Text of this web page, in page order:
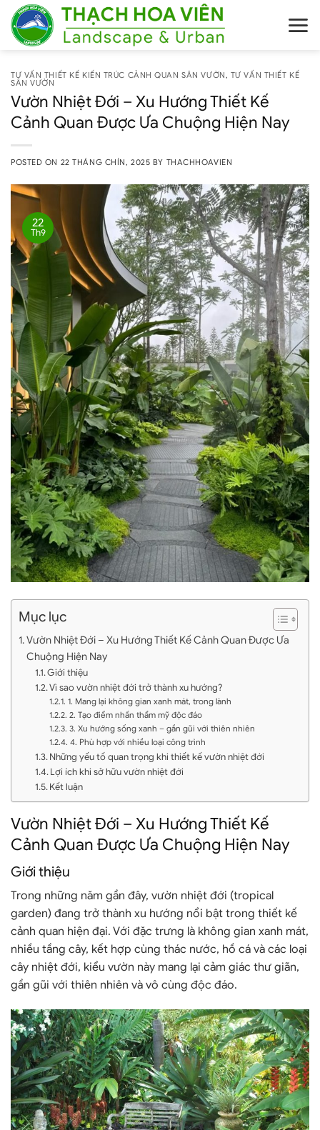
Skip
content
TƯ VẤN THIẾT KẾ KIẾN TRÚC CẢNH QUAN SÂN VƯỜN, TƯ VẤN THIẾT KẾ
SÂN VƯỜN
Vườn Nhiệt Đới – Xu Hướng Thiết Kế
Cảnh Quan Được Ưa Chuộng Hiện Nay
POSTED ON 22 THÁNG CHÍN, 2025 BY THACHHOAVIEN
22
Th9
Mục lục
Vườn Nhiệt Đới – Xu Hướng Thiết Kế Cảnh Quan Được Ưa
Chuộng Hiện Nay
Giới thiệu
Vì sao vườn nhiệt đới trở thành xu hướng?
1. Mang lại không gian xanh mát, trong lành
2. Tạo điểm nhấn thẩm mỹ độc đáo
3. Xu hướng sống xanh – gần gũi với thiên nhiên
4. Phù hợp với nhiều loại công trình
Những yếu tố quan trọng khi thiết kế vườn nhiệt đới
Lợi ích khi sở hữu vườn nhiệt đới
Kết luận
Vườn Nhiệt Đới – Xu Hướng Thiết Kế
Cảnh Quan Được Ưa Chuộng Hiện Nay
Giới thiệu
Trong những năm gần đây, vườn nhiệt đới (tropical
garden) đang trở thành xu hướng nổi bật trong thiết kế
cảnh quan hiện đại. Với đặc trưng là không gian xanh mát,
nhiều tầng cây, kết hợp cùng thác nước, hồ cá và các loại
cây nhiệt đới, kiểu vườn này mang lại cảm giác thư giãn,
gần gũi với thiên nhiên và vô cùng độc đáo.